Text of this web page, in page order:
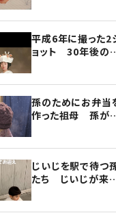
平成6年に撮った2
ョット 30年後の
孫のためにお弁当
作った祖母 孫が
じいじを駅で待つ
たち じいじが来